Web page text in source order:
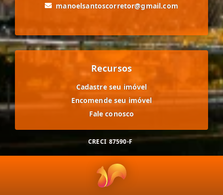
manoelsantoscorretor@gmail.com
Recursos
Cadastre seu imóvel
Encomende seu imóvel
Fale conosco
CRECI 87590-F